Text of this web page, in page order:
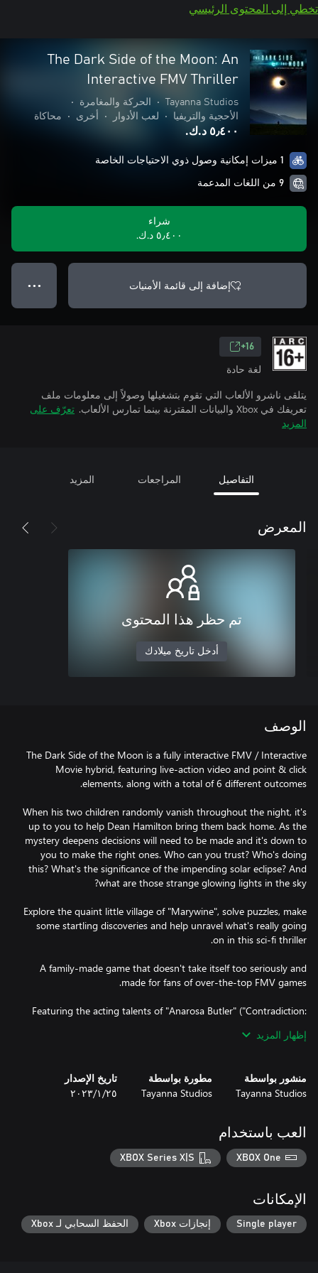
تخطي إلى المحتوى الرئيسي
The Dark Side of the Moon: An
Interactive FMV Thriller
Tayanna Studios
• الحركة والمغامرة
•
الأحجية والتريفيا
• لعب الأدوار • أخرى • محاكاة
٥٫٤٠٠ د.ك.‏
1 ميزات إمكانية وصول ذوي الاحتياجات الخاصة
9 من اللغات المدعمة
شراء
٥٫٤٠٠ د.ك.‏
إضافة إلى قائمة الأمنيات ● ● ●
16+
لغة حادة
يتلقى ناشرو الألعاب التي تقوم بتشغيلها وصولاً إلى معلومات ملف
تعريفك في Xbox والبيانات المقترنة بينما تمارس الألعاب.
تعرّف على
المزيد
التفاصيل المراجعات المزيد
المعرض
تم حظر هذا المحتوى
أدخل تاريخ ميلادك
الوصف
The Dark Side of the Moon is a fully interactive FMV / Interactive
Movie hybrid, featuring live-action video and point & click
When his two children randomly vanish throughout the night, it's
up to you to help Dean Hamilton bring them back home. As the
mystery deepens decisions will need to be made and it's down to
you to make the right ones. Who can you trust? Who's doing
this? What's the significance of the impending solar eclipse? And
Explore the quaint little village of "Marywine", solve puzzles, make
some startling discoveries and help unravel what's really going
A family-made game that doesn't take itself too seriously and
Featuring the acting talents of "Anarosa Butler" ("Contradiction:
conspiracy theorist "Alyx" and "Rupert Booth" ("Contradiction:
KEEP WATCHING THE SKIES.
إظهار المزيد
منشور بواسطة
Tayanna Studios
مطورة بواسطة
Tayanna Studios
تاريخ الإصدار
٢٥‏/١‏/٢٠٢٣
العب باستخدام
XBOX One
XBOX Series X|S
الإمكانات
Single player إنجازات Xbox الحفظ السحابي لـ Xbox